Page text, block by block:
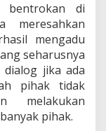
bentrokan di
mengadu
seharusnya
jika ada
pihak tidak
melakukan
pihak.